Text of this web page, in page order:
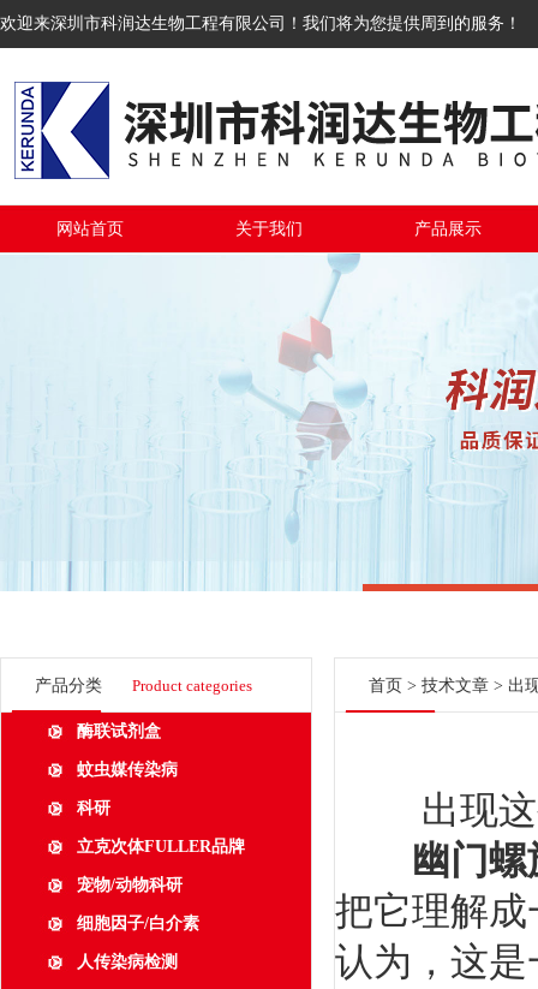
欢迎来深圳市科润达生物工程有限公司！我们将为您提供周到的服务！
网站首页 关于我们 产品展示
产品分类 Product categories
酶联试剂盒
蚊虫媒传染病
科研
立克次体FULLER品牌
宠物/动物科研
细胞因子/白介素
人传染病检测
首页 > 技术文章 > 出
出现这些
幽门
把它理解
认为，这